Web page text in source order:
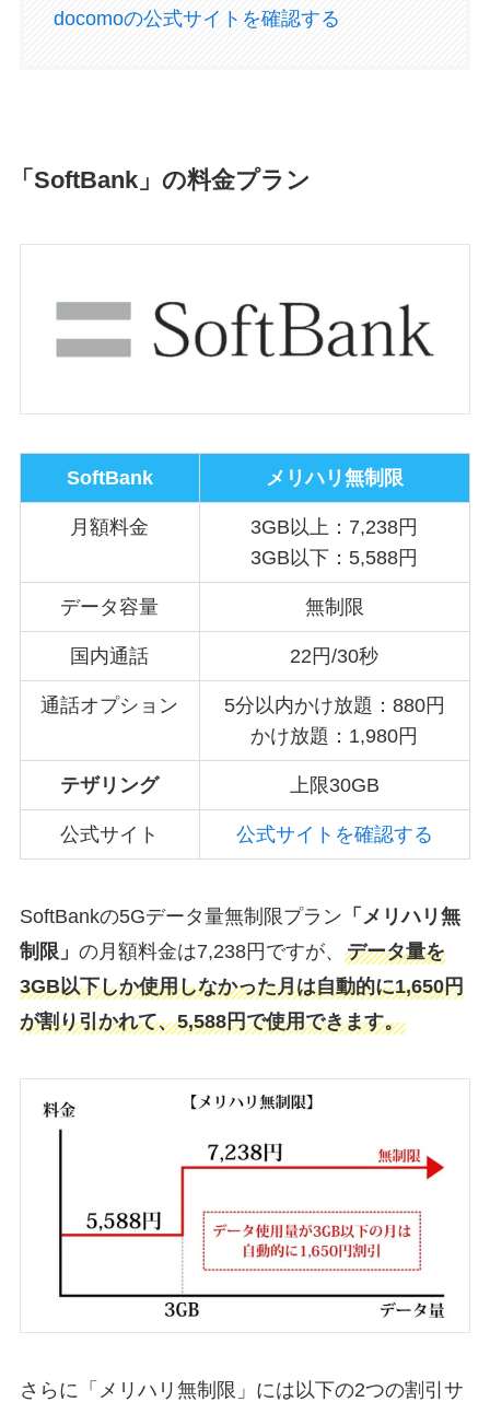
docomoの公式サイトを確認する
「SoftBank」の料金プラン
SoftBank メリハリ無制限
月額料金
3GB以上：7,238円
3GB以下：5,588円
データ容量 無制限
国内通話 22円/30秒
通話オプション
5分以内かけ放題：880円
かけ放題：1,980円
テザリング 上限30GB
公式サイト 公式サイトを確認する
SoftBankの5Gデータ量無制限プラン 「メリハリ無
制限」 の月額料金は7,238円ですが、 データ量を
3GB以下しか使用しなかった月は自動的に1,650円
が割り引かれて、5,588円で使用できます。
さらに「メリハリ無制限」には以下の2つの割引サ